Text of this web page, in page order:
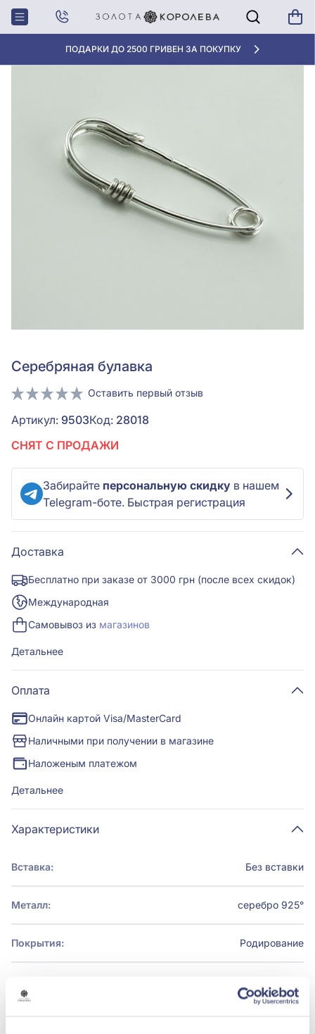
ПОДАРКИ ДО 2500 ГРИВЕН ЗА ПОКУПКУ
Главная Серебряная булавка
Серебряная булавка
Оставить первый отзыв
Артикул: 9503Код: 28018
СНЯТ С ПРОДАЖИ
Забирайте персональную скидку в нашем
Telegram-боте. Быстрая регистрация
Доставка
Бесплатно при заказе от 3000 грн (после всех скидок)
Международная
Самовывоз из магазинов
Детальнее
Оплата
Онлайн картой Visa/MasterCard
Наличными при получении в магазине
Наложеным платежом
Детальнее
Характеристики
Вставка: Без вставки
Металл: серебро 925°
Покрытия: Родирование